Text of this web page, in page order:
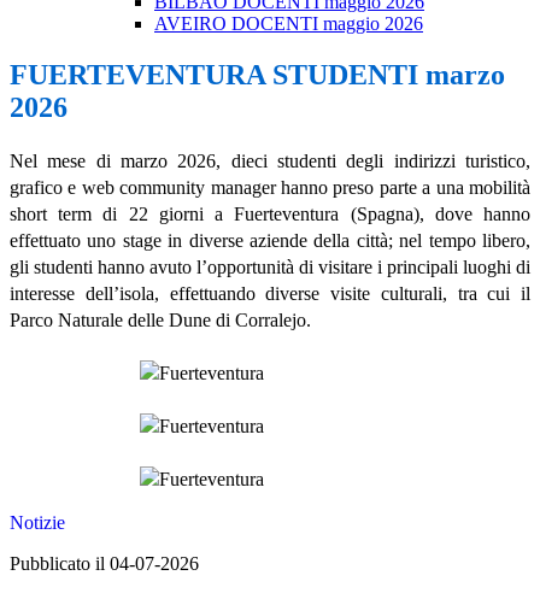
AVEIRO DOCENTI maggio 2026
FUERTEVENTURA STUDENTI marzo
2026
Nel mese di marzo 2026, dieci studenti degli indirizzi turistico,
grafico e web community manager hanno preso parte a una mobilità
short term di 22 giorni a Fuerteventura (Spagna), dove hanno
effettuato uno stage in diverse aziende della città; nel tempo libero,
gli studenti hanno avuto l’opportunità di visitare i principali luoghi di
interesse dell’isola, effettuando diverse visite culturali, tra cui il
Parco Naturale delle Dune di Corralejo.
Notizie
Pubblicato il 04-07-2026